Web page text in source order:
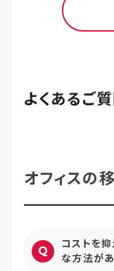
よくあるご
オフィスの
コストを抑
な方法があ